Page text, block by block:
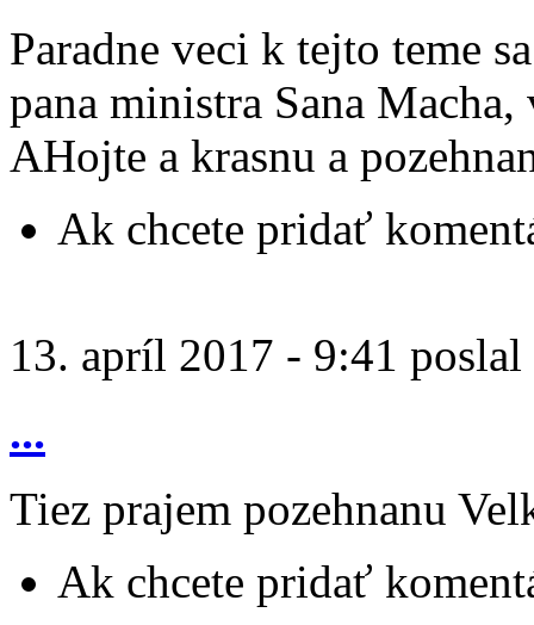
Paradne veci k tejto teme
pana ministra Sana
AHojte a krasnu a
Ak chcete pridať
13. apríl 2017 - 9:41 poslal
...
Tiez prajem pozehnanu
Ak chcete pridať